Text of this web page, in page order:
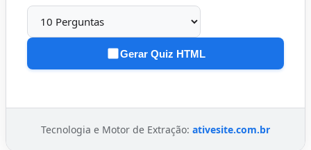
Gerar Quiz HTML
Tecnologia e Motor de Extração: ativesite.com.br